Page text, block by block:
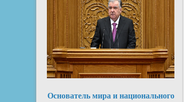
Основатель мира и национального